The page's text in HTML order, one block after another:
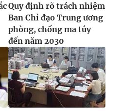
Quy định rõ trách nhiệm
Ban Chỉ đạo Trung ương
phòng, chống ma túy
đến năm 2030